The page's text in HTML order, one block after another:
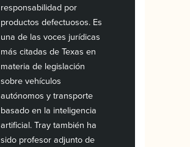
responsabilidad por
productos defectuosos. Es
una de las voces jurídicas
más citadas de Texas en
materia de legislación
sobre vehículos
autónomos y transporte
basado en la inteligencia
artificial. Tray también ha
sido profesor adjunto de